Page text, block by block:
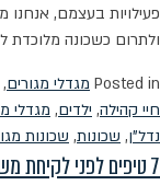
פעילויות בעצמם,
ולתרום כשכונה מלוכדת
Posted in מגדלי מגורים,
חיי קהילה, ילדים, מגדלי
נדל"ן, שכונות, שכונות
7 טיפים לפני לקיחת משכנתא